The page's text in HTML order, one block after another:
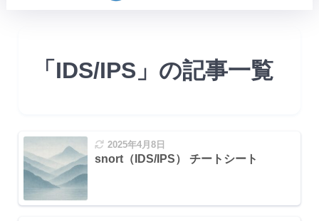
「IDS/IPS」の記事一覧
2025年4月8日
snort（IDS/IPS） チートシート